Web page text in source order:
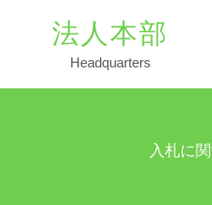
法人本部
Headquarters
入札に